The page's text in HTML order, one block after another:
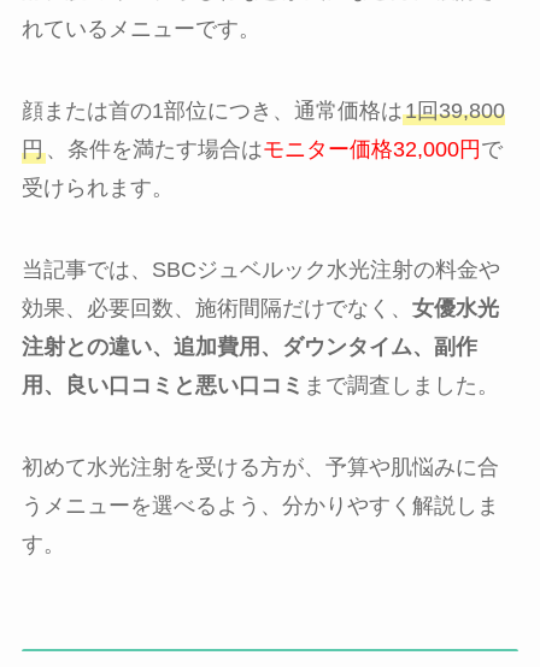
れているメニューです。
顔または首の1部位につき、通常価格は1回39,800
円、条件を満たす場合はモニター価格32,000円 で
受けられます。
当記事では、SBCジュベルック水光注射の料金や
効果、必要回数、施術間隔だけでなく、 女優水光
注射との違い、追加費用、ダウンタイム、副作
用、良い口コミと悪い口コミ まで調査しました。
初めて水光注射を受ける方が、予算や肌悩みに合
うメニューを選べるよう、分かりやすく解説しま
す。